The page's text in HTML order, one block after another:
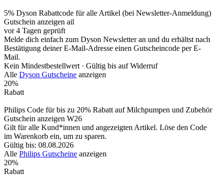
5% Dyson Rabattcode für alle Artikel (bei Newsletter-Anmeldung)
Gutschein anzeigen ail
vor 4 Tagen geprüft
Melde dich einfach zum Dyson Newsletter an und du erhältst nach
Bestätigung deiner E-Mail-Adresse einen Gutscheincode per E-
Mail.
Kein Mindestbestellwert · Gültig bis auf Widerruf
Alle Dyson Gutscheine anzeigen
20%
Rabatt
Philips Code für bis zu 20% Rabatt auf Milchpumpen und Zubehör
Gutschein anzeigen W26
Gilt für alle Kund*innen und angezeigten Artikel. Löse den Code
im Warenkorb ein, um zu sparen.
Gültig bis: 08.08.2026
Alle Philips Gutscheine anzeigen
20%
Rabatt